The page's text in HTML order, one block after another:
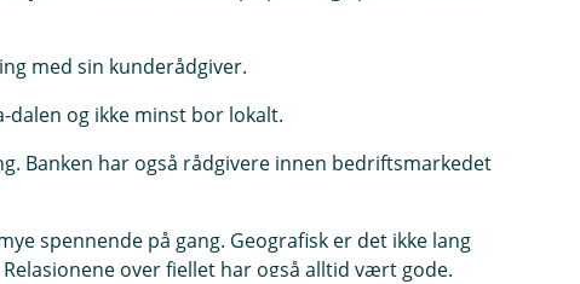
med sin kunderådgiver.
dalen og ikke minst bor lokalt.
Banken har også rådgivere innen bedriftsmarkedet
spennende på gang. Geografisk er det ikke lang
over fjellet har også alltid vært gode.